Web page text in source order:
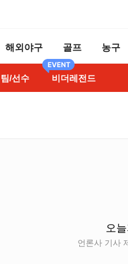
해외야구 골프 농구
팀/선수 비더레전드
오
언론사 기사